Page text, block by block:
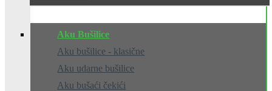
Aku Bušilice
Aku bušilice - klasične
Aku udarne bušilice
Aku bušaći čekići